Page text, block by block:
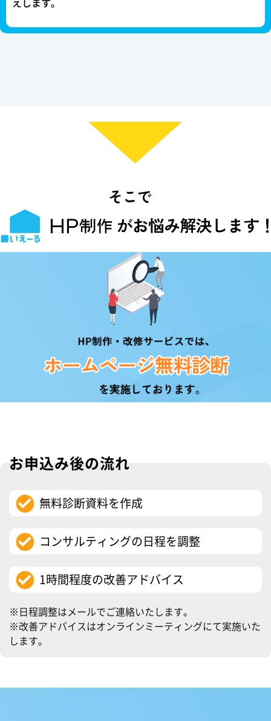
えします。
お申込み後の流れ
無料診断資料を作成
コンサルティングの日程を調整
1時間程度の改善アドバイス
※日程調整はメールでご連絡いたします。
※改善アドバイスはオンラインミーティングにて実施いた
します。